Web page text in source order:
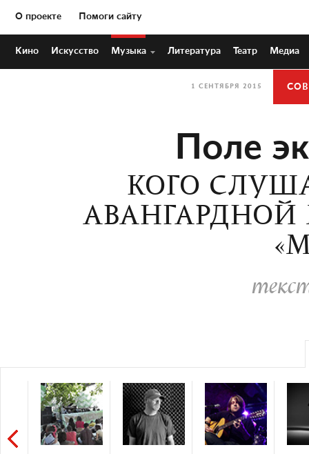
О проекте Помоги сайту
Кино Искусство Музыка Литература Театр Медиа
1 СЕНТЯБРЯ 2015
Поле
КОГО
АВАНГАРДНОЙ